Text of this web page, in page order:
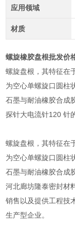
应用领域
材质
螺旋橡胶盘根批发价
螺旋盘根，其特征在
为空心单螺旋口圆柱
石墨与耐油橡胶合成
探针大电流针120 针
螺旋盘根，其特征在
为空心单螺旋口圆柱
石墨与耐油橡胶合成
河北廊坊隆泰密封材
销售以及提供工程技
生产型企业。